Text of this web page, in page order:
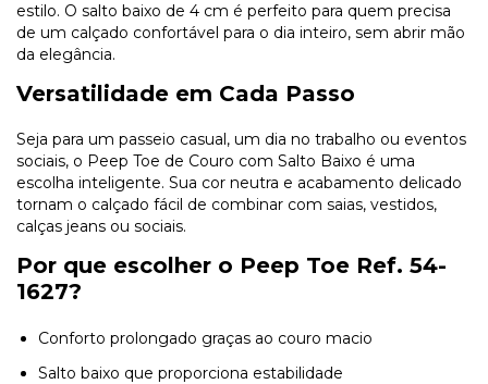
estilo. O salto baixo de 4 cm é perfeito para quem precisa
de um calçado confortável para o dia inteiro, sem abrir mão
da elegância.
Versatilidade em Cada Passo
Seja para um passeio casual, um dia no trabalho ou eventos
sociais, o Peep Toe de Couro com Salto Baixo é uma
escolha inteligente. Sua cor neutra e acabamento delicado
tornam o calçado fácil de combinar com saias, vestidos,
calças jeans ou sociais.
Por que escolher o Peep Toe Ref. 54-
1627?
Conforto prolongado graças ao couro macio
Salto baixo que proporciona estabilidade